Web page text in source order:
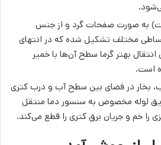
به صورت صفحات گرد و از جنس
مختلف تشکیل شده که در انتهای
انتقال بهتر گرما سطح آن‌ها با خمیر
است.
بخار در فضای بین سطح آب و درب کتری
لوله مخصوص به سنسور دما منتقل
خم و جریان برق کتری را قطع می­‌کند.